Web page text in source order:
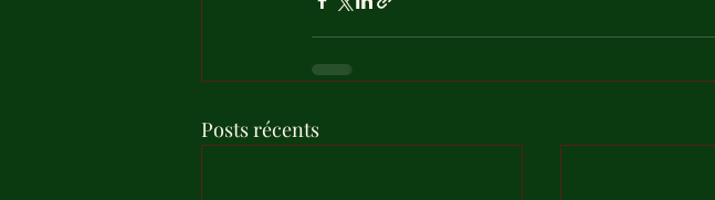
Posts récents